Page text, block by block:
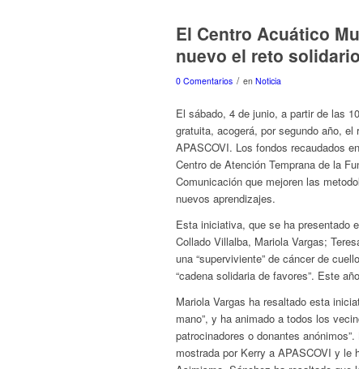
El Centro Acuático
nuevo el reto
0 Comentarios / en Noticia
El sábado, 4 de junio, a partir de las
gratuita, acogerá, por segundo año, el
APASCOVI. Los fondos recaudados
Centro de Atención Temprana de la
Comunicación que mejoren las
nuevos aprendizajes.
Esta iniciativa, que se ha presentado
Collado Villalba, Mariola Vargas;
una “superviviente” de cáncer de
“cadena solidaria de favores”. Este
Mariola Vargas ha resaltado esta
mano”, y ha animado a todos los
patrocinadores o donantes
mostrada por Kerry a APASCOVI y le